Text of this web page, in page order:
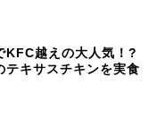
KFC越えの大人気！?
テキサスチキンを実食